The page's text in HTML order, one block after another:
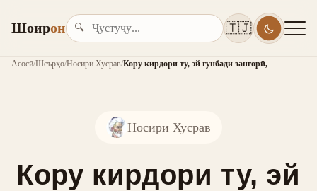
Шоирон 🔍 🇹🇯
Асосӣ/Шеърҳо/Носири Хусрав/Кору кирдори ту, эй гунбади зангорӣ,
Носири Хусрав
Кору кирдори ту, эй